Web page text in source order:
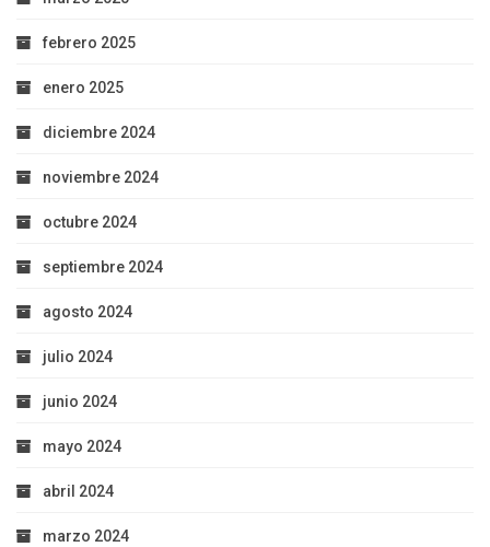
febrero 2025
enero 2025
diciembre 2024
noviembre 2024
octubre 2024
septiembre 2024
agosto 2024
julio 2024
junio 2024
mayo 2024
abril 2024
marzo 2024